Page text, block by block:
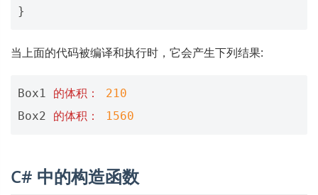
}
当上面的代码被编译和执行时，它会产生下列结果:
Box1 的体积：
210
Box2
的体积： 1560
C# 中的构造函数